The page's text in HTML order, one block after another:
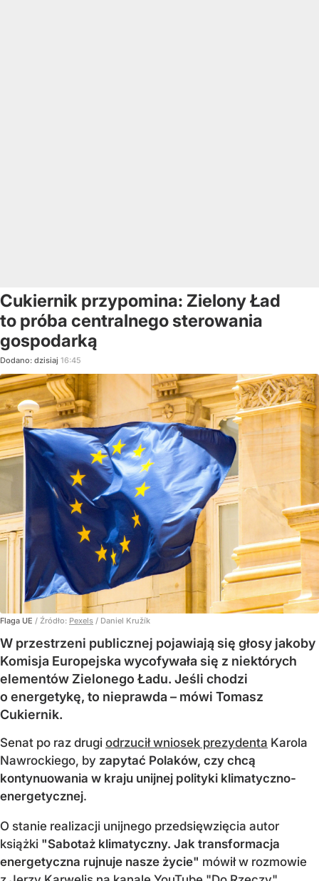
Cukiernik przypomina: Zielony Ład
to próba centralnego sterowania
gospodarką
Dodano: dzisiaj 16:45
Flaga UE / Źródło: Pexels / Daniel Kružík
W przestrzeni publicznej pojawiają się głosy jakoby
Komisja Europejska wycofywała się z niektórych
elementów Zielonego Ładu. Jeśli chodzi
o energetykę, to nieprawda – mówi Tomasz
Cukiernik.
Senat po raz drugi odrzucił wniosek prezydenta Karola
Nawrockiego, by zapytać Polaków, czy chcą
kontynuowania w kraju unijnej polityki klimatyczno-
energetycznej.
O stanie realizacji unijnego przedsięwzięcia autor
książki "Sabotaż klimatyczny. Jak transformacja
energetyczna rujnuje nasze życie" mówił w rozmowie